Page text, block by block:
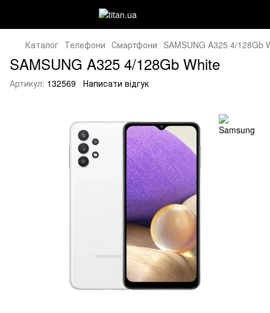
Каталог Телефони Смартфони SAMSUNG A325 4/128Gb
SAMSUNG A325 4/128Gb White
Артикул: 132569 Написати відгук